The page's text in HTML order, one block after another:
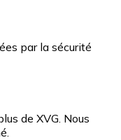
par la sécurité
de XVG. Nous